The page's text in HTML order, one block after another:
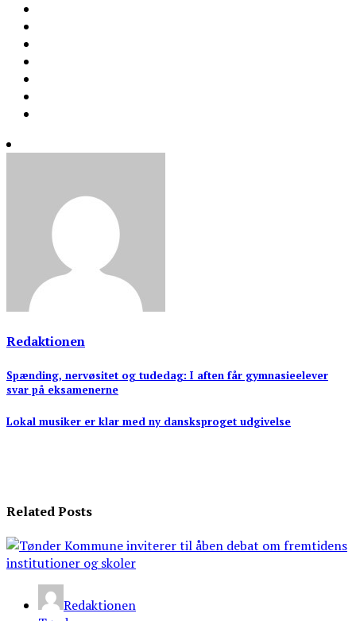
Redaktionen
Indlægsnavigation
Spænding, nervøsitet og tudedag: I aften får gymnasieelever
svar på eksamenerne
Lokal musiker er klar med ny dansksproget udgivelse
Related Posts
Redaktionen